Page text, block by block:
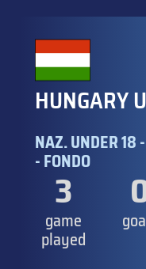
HUNGARY
NAZ. UNDER 18
- FONDO
3
game
played